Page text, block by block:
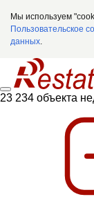
Мы используем
Пользовательское
данных.
23 234 объекта